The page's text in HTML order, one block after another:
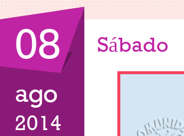
08
ago
2014
Sábado